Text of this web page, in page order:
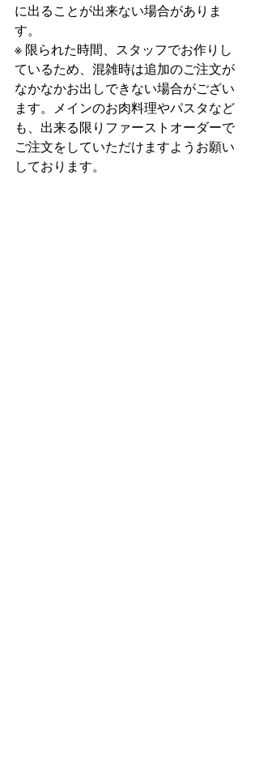
に出ることが出来ない場合がありま
す。
※ 限られた時間、スタッフでお作りし
ているため、混雑時は追加のご注文が
なかなかお出しできない場合がござい
ます。メインのお肉料理やパスタなど
も、出来る限りファーストオーダーで
ご注文をしていただけますようお願い
しております。